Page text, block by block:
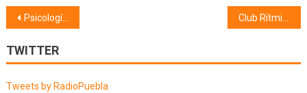
Navegación
de
entradas
Psicología (16/04/21)
TWITTER
Tweets by RadioPuebla